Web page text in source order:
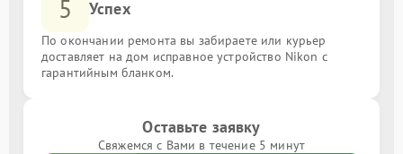
5 Успех
По окончании ремонта вы забираете или курьер
доставляет на дом исправное устройство Nikon с
гарантийным бланком.
Оставьте заявку
Свяжемся с Вами в течение 5 минут